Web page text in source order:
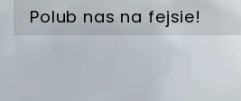
Polub nas na fejsie!